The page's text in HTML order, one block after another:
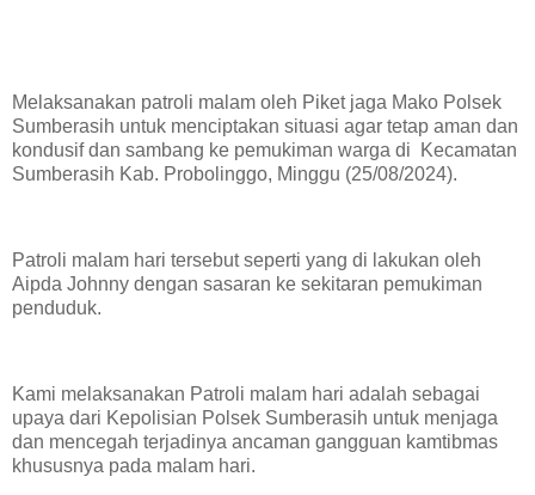
Melaksanakan patroli malam oleh Piket jaga Mako Polsek
Sumberasih untuk menciptakan situasi agar tetap aman dan
kondusif dan sambang ke pemukiman warga di Kecamatan
Sumberasih Kab. Probolinggo, Minggu (25/08/2024).
Patroli malam hari tersebut seperti yang di lakukan oleh
Aipda Johnny dengan sasaran ke sekitaran pemukiman
penduduk.
Kami melaksanakan Patroli malam hari adalah sebagai
upaya dari Kepolisian Polsek Sumberasih untuk menjaga
dan mencegah terjadinya ancaman gangguan kamtibmas
khususnya pada malam hari.